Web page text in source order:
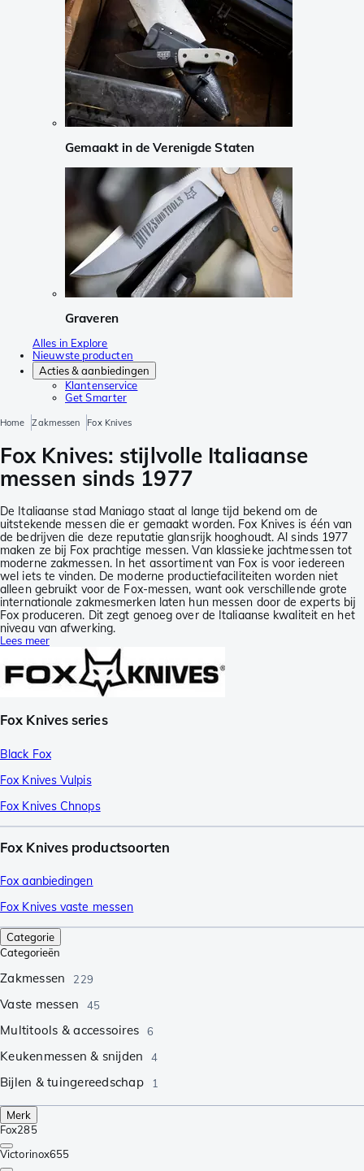
Gemaakt in de Verenigde Staten
Graveren
Alles in Explore
Nieuwste producten
Acties & aanbiedingen
Klantenservice
Get Smarter
Home Zakmessen Fox Knives
Fox Knives: stijlvolle Italiaanse
messen sinds 1977
De Italiaanse stad Maniago staat al lange tijd bekend om de
uitstekende messen die er gemaakt worden. Fox Knives is één van
de bedrijven die deze reputatie glansrijk hooghoudt. Al sinds 1977
maken ze bij Fox prachtige messen. Van klassieke jachtmessen tot
moderne zakmessen. In het assortiment van Fox is voor iedereen
wel iets te vinden. De moderne productiefaciliteiten worden niet
alleen gebruikt voor de Fox-messen, want ook verschillende grote
internationale zakmesmerken laten hun messen door de experts bij
Fox produceren. Dit zegt genoeg over de Italiaanse kwaliteit en het
niveau van afwerking.
Lees meer
Fox Knives series
Black Fox
Fox Knives Vulpis
Fox Knives Chnops
Fox Knives productsoorten
Fox aanbiedingen
Fox Knives vaste messen
Categorie
Categorieën
Zakmessen 229
Vaste messen 45
Multitools & accessoires 6
Keukenmessen & snijden 4
Bijlen & tuingereedschap 1
Merk
Fox285
Victorinox655